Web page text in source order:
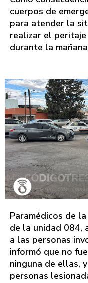
cuerpos de
para atender la
realizar el
durante la
Paramédicos de
de la unidad 084,
a las personas
informó que no
ninguna de ellas,
personas